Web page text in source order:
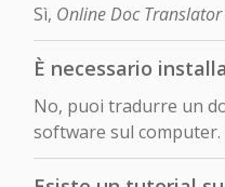
Sì, Online Doc Translator
È necessario
No, puoi tradurre un
software sul computer.